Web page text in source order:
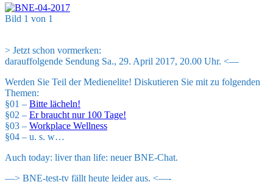
Bild 1 von 1
> Jetzt schon vormerken:
darauffolgende Sendung Sa., 29. April 2017, 20.00 Uhr. <—
Werden Sie Teil der Medienelite! Diskutieren Sie mit zu folgenden
Themen:
§01 – Bitte lächeln!
§02 – Er braucht nur 100 Tage!
§03 – Workplace Wellness
§04 – u. s. w…
Auch today: liver than life: neuer BNE-Chat.
—> BNE-test-tv fällt heute leider aus. <—-